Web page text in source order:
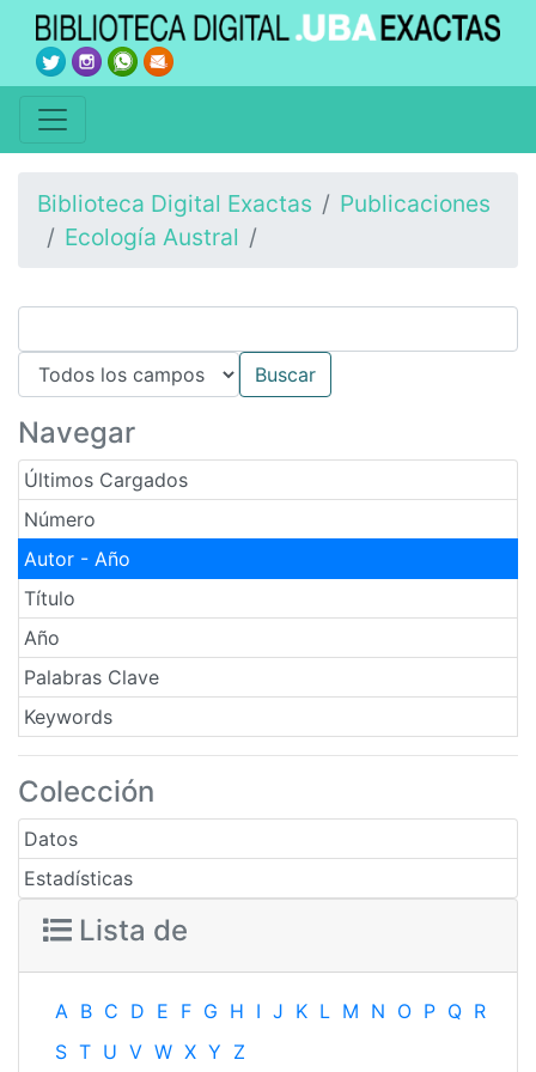
Biblioteca Digital Exactas
Publicaciones
Ecología Austral
Navegar
Últimos Cargados
Número
Autor - Año
Título
Año
Palabras Clave
Keywords
Colección
Datos
Estadísticas
Lista de
A B C D E F G H I J K L M N O P Q R
S T U V W X Y Z